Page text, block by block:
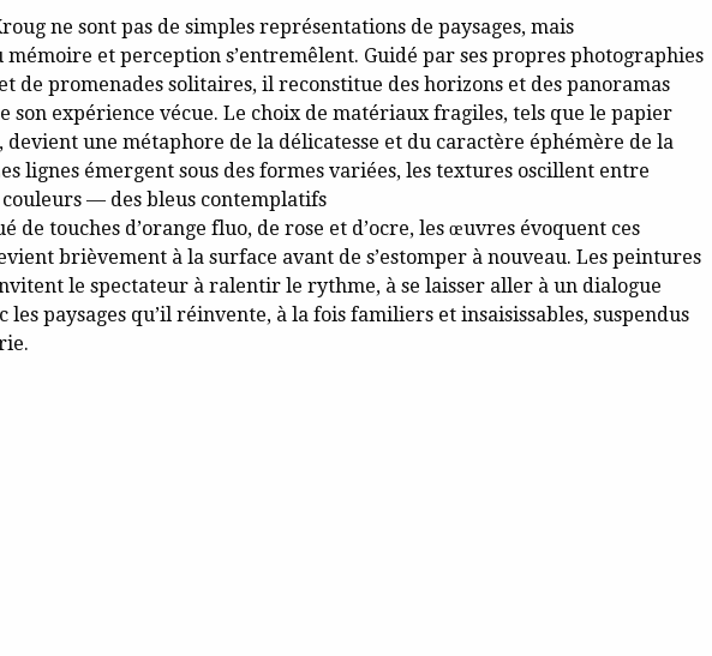
ne sont pas de simples représentations de paysages, mais
mémoire et perception s’entremêlent. Guidé par ses propres photographies
de promenades solitaires, il reconstitue des horizons et des panoramas
son expérience vécue. Le choix de matériaux fragiles, tels que le papier
une métaphore de la délicatesse et du caractère éphémère de la
lignes émergent sous des formes variées, les textures oscillent entre
— des bleus contemplatifs
de touches d’orange fluo, de rose et d’ocre, les œuvres évoquent ces
brièvement à la surface avant de s’estomper à nouveau. Les peintures
le spectateur à ralentir le rythme, à se laisser aller à un dialogue
paysages qu’il réinvente, à la fois familiers et insaisissables, suspendus